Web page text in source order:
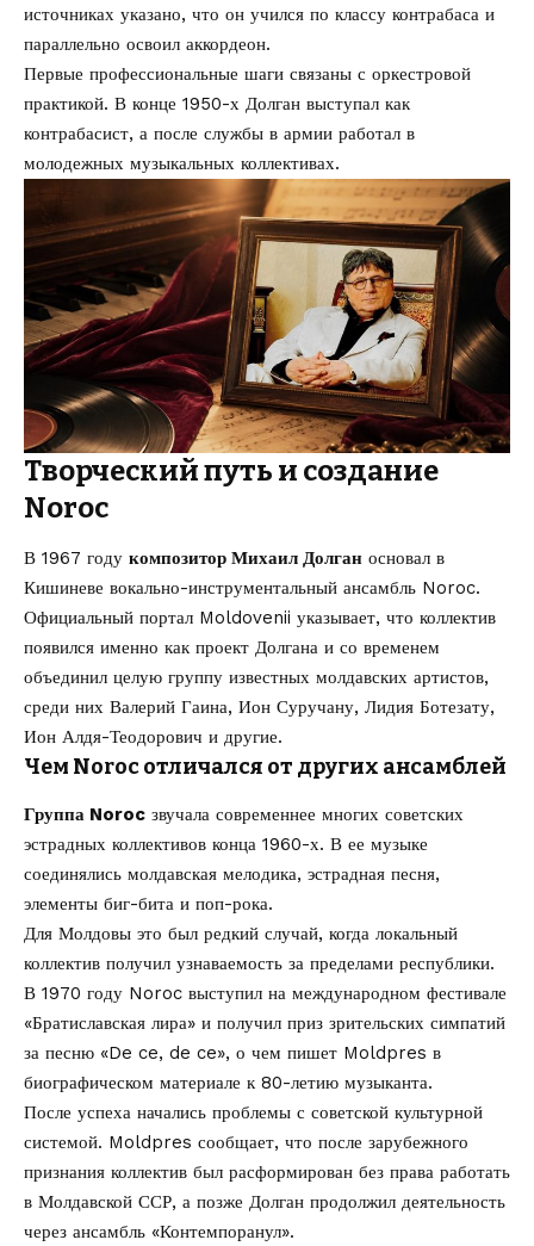
источниках указано, что он учился по классу контрабаса и
параллельно освоил аккордеон.
Первые профессиональные шаги связаны с оркестровой
практикой. В конце 1950-х Долган выступал как
контрабасист, а после службы в армии работал в
молодежных музыкальных коллективах.
Творческий путь и создание
Noroc
В 1967 году композитор Михаил Долган основал в
Кишиневе вокально-инструментальный ансамбль Noroc.
Официальный портал Moldovenii указывает, что коллектив
появился именно как проект Долгана и со временем
объединил целую группу известных молдавских артистов,
среди них Валерий Гаина, Ион Суручану, Лидия Ботезату,
Ион Алдя-Теодорович и другие.
Чем Noroc отличался от других ансамблей
Группа Noroc звучала современнее многих советских
эстрадных коллективов конца 1960-х. В ее музыке
соединялись молдавская мелодика, эстрадная песня,
элементы биг-бита и поп-рока.
Для Молдовы это был редкий случай, когда локальный
коллектив получил узнаваемость за пределами республики.
В 1970 году Noroc выступил на международном фестивале
«Братиславская лира» и получил приз зрительских симпатий
за песню «De ce, de ce», о чем пишет Moldpres в
биографическом материале к 80-летию музыканта.
После успеха начались проблемы с советской культурной
системой. Moldpres сообщает, что после зарубежного
признания коллектив был расформирован без права работать
в Молдавской ССР, а позже Долган продолжил деятельность
через ансамбль «Контемпоранул».